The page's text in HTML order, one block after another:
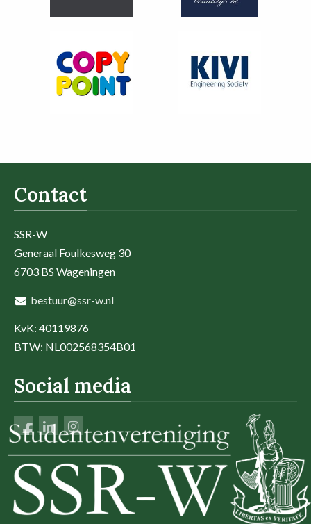
Contact
SSR-W
Generaal Foulkesweg 30
6703 BS Wageningen
bestuur@ssr-w.nl
KvK: 40119876
BTW: NL002568354B01
Social media